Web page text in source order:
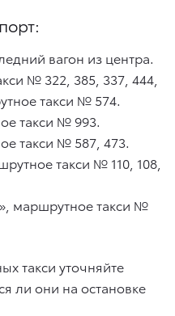
вагон из центра.
№ 322, 385, 337, 444,
такси № 574.
такси № 993.
такси № 587, 473.
такси № 110, 108,
маршрутное такси №
такси уточняйте
ли они на остановке